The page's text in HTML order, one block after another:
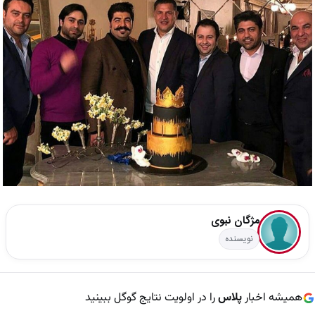
مژگان نبوی
نویسنده
همیشه اخبارپلاسرا در اولویت نتایج گوگل ببینید